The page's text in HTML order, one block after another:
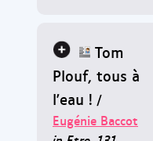
Tom
Plouf, tous à
l'eau ! /
Eugénie Baccot